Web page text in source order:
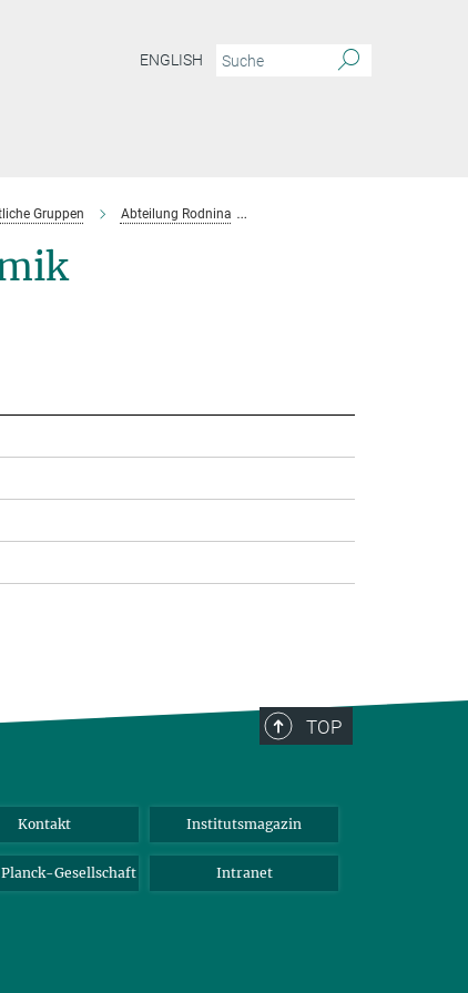
ENGLISH
Gruppen Abteilung Rodnina
TOP
Kontakt Institutsmagazin
Gesellschaft Intranet